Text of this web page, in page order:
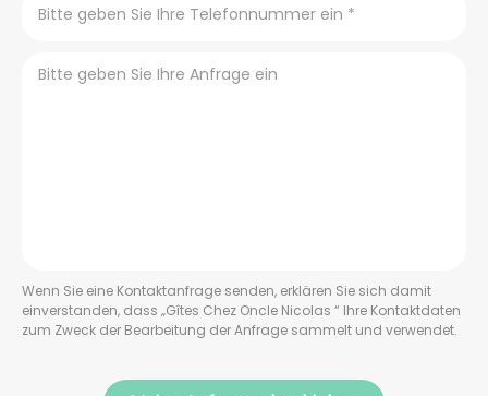
Wenn Sie eine Kontaktanfrage senden, erklären Sie sich damit
einverstanden, dass „Gîtes Chez Oncle Nicolas “ Ihre Kontaktdaten
zum Zweck der Bearbeitung der Anfrage sammelt und verwendet.